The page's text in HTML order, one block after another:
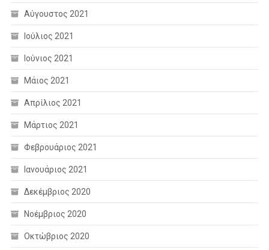
Αύγουστος 2021
Ιούλιος 2021
Ιούνιος 2021
Μάιος 2021
Απρίλιος 2021
Μάρτιος 2021
Φεβρουάριος 2021
Ιανουάριος 2021
Δεκέμβριος 2020
Νοέμβριος 2020
Οκτώβριος 2020